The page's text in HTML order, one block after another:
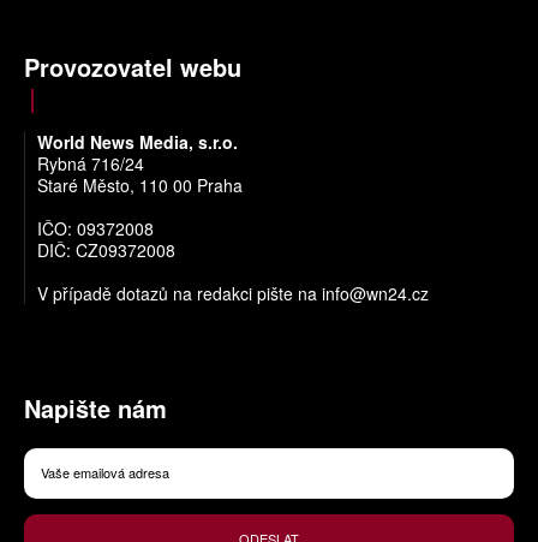
Provozovatel webu
World News Media, s.r.o.
Rybná 716/24
Staré Město, 110 00 Praha
IČO: 09372008
DIČ: CZ09372008
V případě dotazů na redakci pište na info@wn24.cz
Napište nám